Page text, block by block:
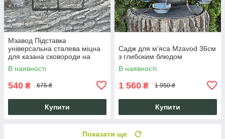
Мзавод Підставка
універсальна сталева міцна
для казана сковороди на
мангал барбекю 10 л
відкритий вогонь
В наявності
540 ₴ 675 ₴
Купити
Садж для м'яса Mzavod 36см
з глибоким блюдом
В наявності
1 560 ₴ 1 950 ₴
Купити
Показати ще